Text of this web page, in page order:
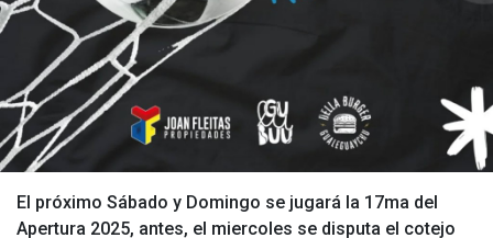
El próximo Sábado y Domingo se jugará la 17ma del
Apertura 2025, antes, el miercoles se disputa el cotejo